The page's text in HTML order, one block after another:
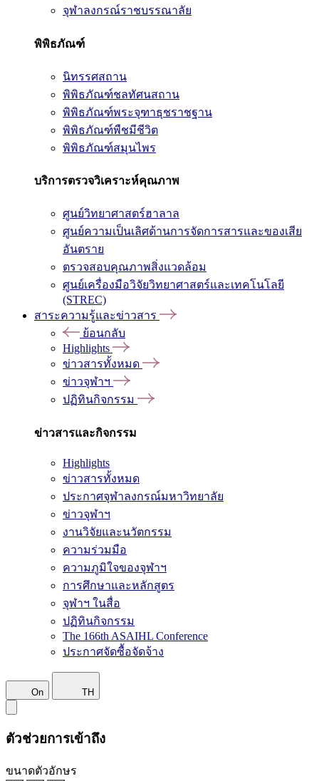
จุฬาลงกรณ์ราชบรรณาลัย
พิพิธภัณฑ์
นิทรรศสถาน
พิพิธภัณฑ์ชลทัศนสถาน
พิพิธภัณฑ์พระจุฑาธุชราชฐาน
พิพิธภัณฑ์พืชมีชีวิต
พิพิธภัณฑ์สมุนไพร
บริการตรวจวิเคราะห์คุณภาพ
ศูนย์วิทยาศาสตร์ฮาลาล
ศูนย์ความเป็นเลิศด้านการจัดการสารและของเสีย
อันตราย
ตรวจสอบคุณภาพสิ่งแวดล้อม
ศูนย์เครื่องมือวิจัยวิทยาศาสตร์และเทคโนโลยี
(STREC)
สาระความรู้และข่าวสาร
ย้อนกลับ
Highlights
ข่าวสารทั้งหมด
ข่าวจุฬาฯ
ปฏิทินกิจกรรม
ข่าวสารและกิจกรรม
Highlights
ข่าวสารทั้งหมด
ประกาศจุฬาลงกรณ์มหาวิทยาลัย
ข่าวจุฬาฯ
งานวิจัยและนวัตกรรม
ความร่วมมือ
ความภูมิใจของจุฬาฯ
การศึกษาและหลักสูตร
จุฬาฯ ในสื่อ
ปฏิทินกิจกรรม
The 166th ASAIHL Conference
ประกาศจัดซื้อจัดจ้าง
On TH
ตัวช่วยการเข้าถึง
ขนาดตัวอักษร